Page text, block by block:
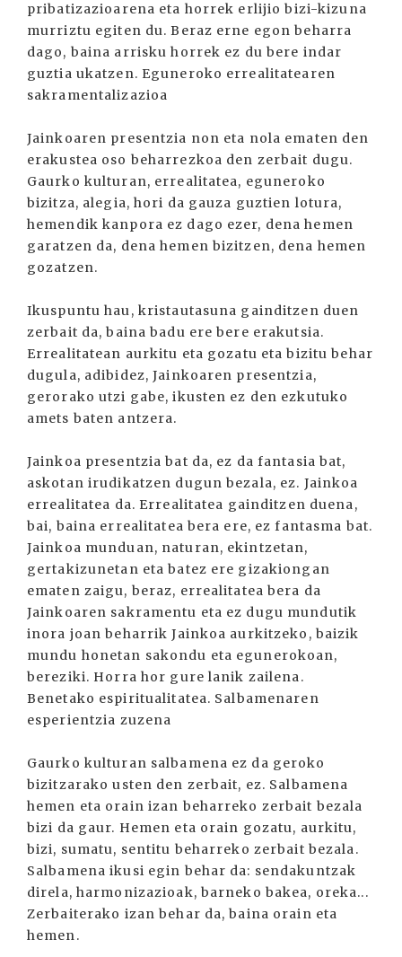
pribatizazioarena eta horrek erlijio bizi-kizuna
murriztu egiten du. Beraz erne egon beharra
dago, baina arrisku horrek ez du bere indar
guztia ukatzen. Eguneroko errealitatearen
sakramentalizazioa
Jainkoaren presentzia non eta nola ematen den
erakustea oso beharrezkoa den zerbait dugu.
Gaurko kulturan, errealitatea, eguneroko
bizitza, alegia, hori da gauza guztien lotura,
hemendik kanpora ez dago ezer, dena hemen
garatzen da, dena hemen bizitzen, dena hemen
gozatzen.
Ikuspuntu hau, kristautasuna gainditzen duen
zerbait da, baina badu ere bere erakutsia.
Errealitatean aurkitu eta gozatu eta bizitu behar
dugula, adibidez, Jainkoaren presentzia,
gerorako utzi gabe, ikusten ez den ezkutuko
amets baten antzera.
Jainkoa presentzia bat da, ez da fantasia bat,
askotan irudikatzen dugun bezala, ez. Jainkoa
errealitatea da. Errealitatea gainditzen duena,
bai, baina errealitatea bera ere, ez fantasma bat.
Jainkoa munduan, naturan, ekintzetan,
gertakizunetan eta batez ere gizakiongan
ematen zaigu, beraz, errealitatea bera da
Jainkoaren sakramentu eta ez dugu mundutik
inora joan beharrik Jainkoa aurkitzeko, baizik
mundu honetan sakondu eta egunerokoan,
bereziki. Horra hor gure lanik zailena.
Benetako espiritualitatea. Salbamenaren
esperientzia zuzena
Gaurko kulturan salbamena ez da geroko
bizitzarako usten den zerbait, ez. Salbamena
hemen eta orain izan beharreko zerbait bezala
bizi da gaur. Hemen eta orain gozatu, aurkitu,
bizi, sumatu, sentitu beharreko zerbait bezala.
Salbamena ikusi egin behar da: sendakuntzak
direla, harmonizazioak, barneko bakea, oreka...
Zerbaiterako izan behar da, baina orain eta
hemen.